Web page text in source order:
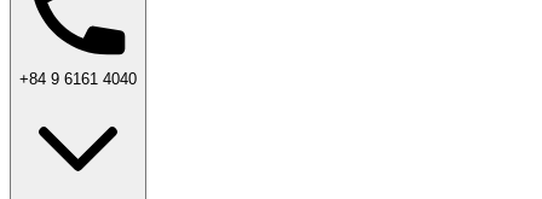
+84 9 6161 4040